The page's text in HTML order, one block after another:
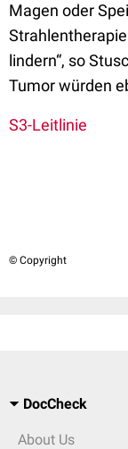
Magen oder
lindern“, so
Tumor würden
S3-Leitlinie
© Copyright
DocCheck
About Us